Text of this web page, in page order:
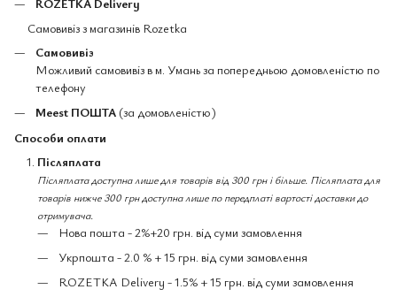
Самовивіз з магазинів Rozetka
Самовивіз
Можливий самовивіз в м. Умань за попередньою домовленістю по
телефону
Meest ПОШТА (за домовленістю)
Способи оплати
Післяплата
Післяплата доступна лише для товарів від 300 грн і більше. Післяплата для
товарів нижче 300 грн доступна лише по передплаті вартості доставки до
отримувача.
Нова пошта - 2%+20 грн. від суми замовлення
Укрпошта - 2.0 % + 15 грн. від суми замовлення
ROZETKA Delivery - 1.5% + 15 грн. від суми замовлення